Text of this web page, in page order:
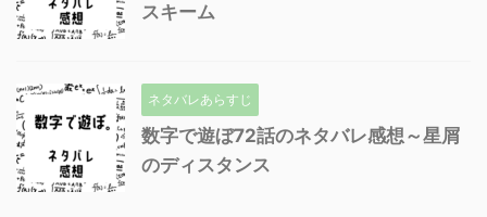
スキーム
ネタバレあらすじ
数字で遊ぼ72話のネタバレ感想～星屑
のディスタンス